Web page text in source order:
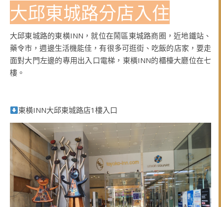
大邱東城路分店入住
大邱東城路的東橫INN，就位在鬧區東城路商圈，近地鐵站、
藥令市，週邊生活機能佳，有很多可逛街、吃飯的店家，要走
面對大門左邊的專用出入口電梯，東橫INN的櫃檯大廳位在七
樓。
東橫INN大邱東城路店1樓入口